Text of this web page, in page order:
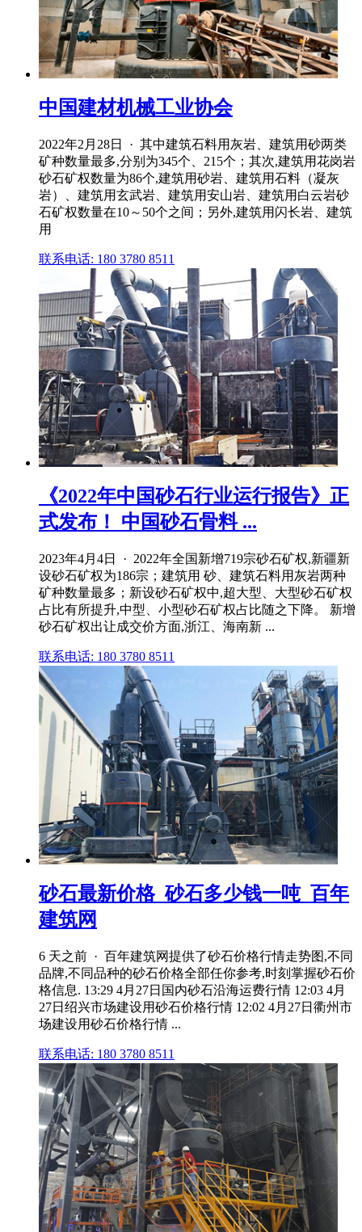
中国建材机械工业协会
2022年2月28日 · 其中建筑石料用灰岩、建筑用砂两类
矿种数量最多,分别为345个、215个；其次,建筑用花岗岩
砂石矿权数量为86个,建筑用砂岩、建筑用石料（凝灰
岩）、建筑用玄武岩、建筑用安山岩、建筑用白云岩砂
石矿权数量在10～50个之间；另外,建筑用闪长岩、建筑
用
联系电话: 180 3780 8511
《2022年中国砂石行业运行报告》正
式发布！ 中国砂石骨料 ...
2023年4月4日 · 2022年全国新增719宗砂石矿权,新疆新
设砂石矿权为186宗；建筑用 砂、建筑石料用灰岩两种
矿种数量最多；新设砂石矿权中,超大型、大型砂石矿权
占比有所提升,中型、小型砂石矿权占比随之下降。 新增
砂石矿权出让成交价方面,浙江、海南新 ...
联系电话: 180 3780 8511
砂石最新价格_砂石多少钱一吨_百年
建筑网
6 天之前 · 百年建筑网提供了砂石价格行情走势图,不同
品牌,不同品种的砂石价格全部任你参考,时刻掌握砂石价
格信息. 13:29 4月27日国内砂石沿海运费行情 12:03 4月
27日绍兴市场建设用砂石价格行情 12:02 4月27日衢州市
场建设用砂石价格行情 ...
联系电话: 180 3780 8511